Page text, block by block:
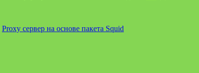
Proxy сервер на основе пакета Squid